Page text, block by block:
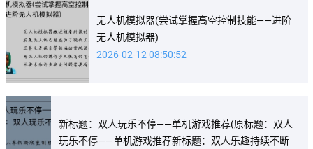
无人机模拟器(尝试掌握高空控制技能——进阶
无人机模拟器)
2026-02-12 08:50:52
新标题：双人玩乐不停——单机游戏推荐(原标题：双人
玩乐不停——单机游戏推荐新标题：双人乐趣持续不断